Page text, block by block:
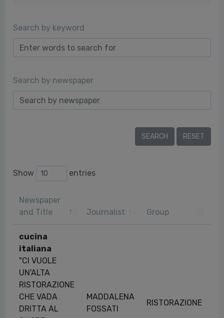
Search by keyword
Search by newspaper
Show entries
Newspaper
and Title
Journalist Group
cucina
italiana
"CI VUOLE
UN'ALTA
RISTORAZIONE
CHE VADA
DRITTA AL
MADDALENA
FOSSATI
RISTORAZIONE